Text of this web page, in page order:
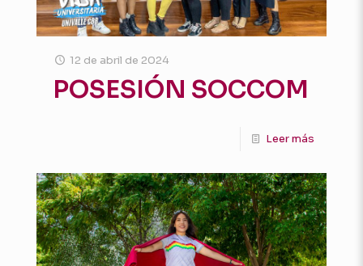
12 de abril de 2024
POSESIÓN SOCCOM
Leer más